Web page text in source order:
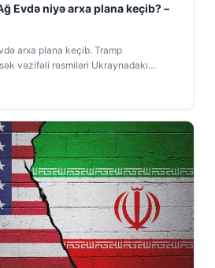
Evdə niyə arxa plana keçib? –
arxa plana keçib. Tramp
vəzifəli rəsmiləri Ukraynadakı